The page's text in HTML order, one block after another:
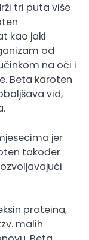
tri puta više
kao jaki
od
na oči i
Beta karoten
vid,
jer
također
proteina,
malih